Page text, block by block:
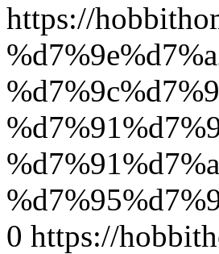
https://
0 https://